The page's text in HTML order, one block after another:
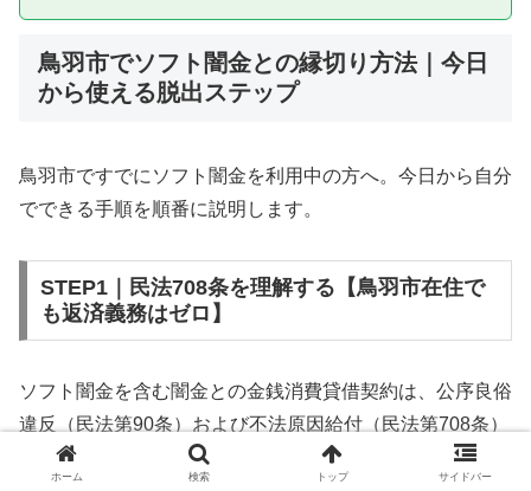
鳥羽市でソフト闇金との縁切り方法｜今日
から使える脱出ステップ
鳥羽市ですでにソフト闇金を利用中の方へ。今日から自分
でできる手順を順番に説明します。
STEP1｜民法708条を理解する【鳥羽市在住で
も返済義務はゼロ】
ソフト闇金を含む闇金との金銭消費貸借契約は、公序良俗
違反（民法第90条）および不法原因給付（民法第708条）
に該当するため、法的には無効です。鳥羽市在住であって
ホーム 検索 トップ サイドバー